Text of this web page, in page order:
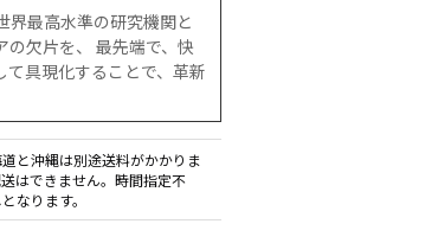
界最高水準の研究機関と
欠片を、 最先端で、快
具現化することで、革新
と沖縄は別途送料がかかりま
はできません。時間指定不
なります。